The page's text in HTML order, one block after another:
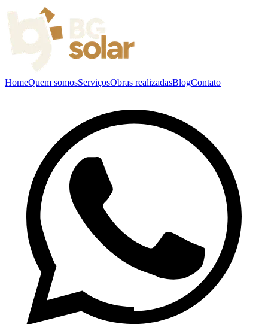
HomeQuem somosServiçosObras realizadasBlogContato